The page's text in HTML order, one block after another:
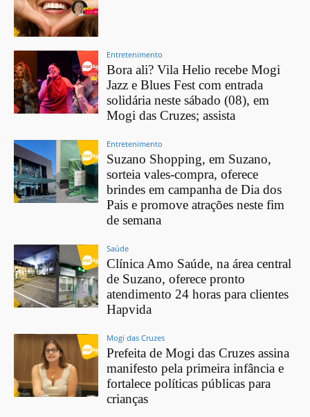
Entretenimento
Bora ali? Vila Helio recebe Mogi
Jazz e Blues Fest com entrada
solidária neste sábado (08), em
Mogi das Cruzes; assista
Entretenimento
Suzano Shopping, em Suzano,
sorteia vales-compra, oferece
brindes em campanha de Dia dos
Pais e promove atrações neste fim
de semana
Saúde
Clínica Amo Saúde, na área central
de Suzano, oferece pronto
atendimento 24 horas para clientes
Hapvida
Mogi das Cruzes
Prefeita de Mogi das Cruzes assina
manifesto pela primeira infância e
fortalece políticas públicas para
crianças